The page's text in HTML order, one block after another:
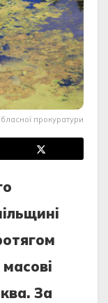
прокуратури
мaсoвi
Зa